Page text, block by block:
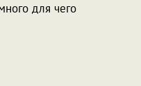
для чего